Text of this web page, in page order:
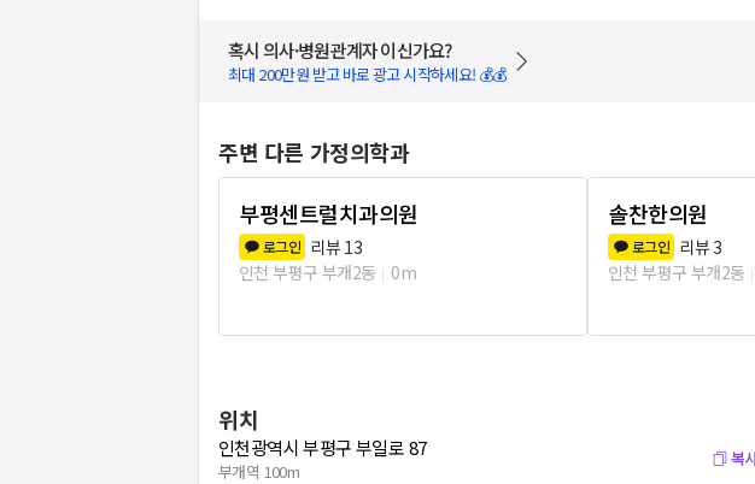
혹시 의사·병원관계자 이신가요?
최대 200만원 받고 바로 광고 시작하세요! 💰💰
주변 다른 가정의학과
부평센트럴치과의원
로그인 리뷰 13
인천 부평구 부개2동
0m
솔찬한의원
로그인 리뷰 3
인천 부평구 부개2동
위치
인천광역시 부평구 부일로 87
부개역 100m
복